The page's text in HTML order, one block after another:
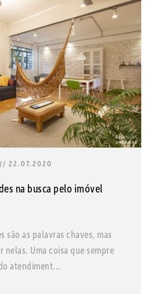
// 22.07.2020
na busca pelo imóvel
são as palavras chaves, mas
nelas. Uma coisa que sempre
atendiment...